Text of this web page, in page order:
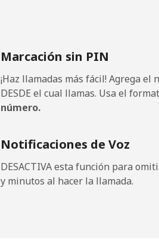
American Samoa
Línea fija
Andorra
Línea fija
Marcación sin PIN
¡Haz llamadas más fácil! Agrega el
DESDE el cual llamas. Usa el
número.
Notificaciones de Voz
DESACTIVA esta función para
y minutos al hacer la llamada.